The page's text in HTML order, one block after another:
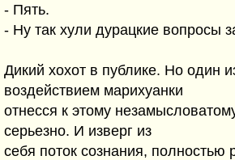
- Пять.
- Ну так хули дурацкие вопросы
Дикий хохот в публике. Но один
воздействием марихуанки
отнесся к этому
серьезно. И изверг из
себя поток сознания, полностью